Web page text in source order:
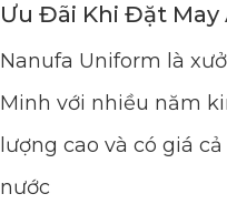
Ưu Đãi Khi Đặt May
Nanufa Uniform là
Minh với nhiều năm
lượng cao và có giá
nước